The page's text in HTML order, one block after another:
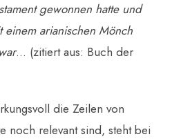
gewonnen hatte und
arianischen Mönch
… (zitiert aus: Buch der
die Zeilen von
noch relevant sind, steht bei